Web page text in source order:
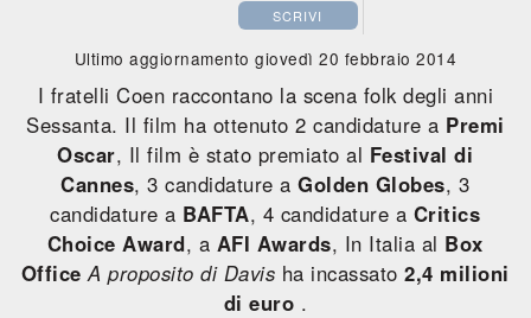
SCRIVI
Ultimo aggiornamento giovedì 20 febbraio 2014
I fratelli Coen raccontano la scena folk degli anni
Sessanta. Il film ha ottenuto 2 candidature a Premi
Oscar, Il film è stato premiato al Festival di
Cannes, 3 candidature aGolden Globes, 3
candidature a BAFTA, 4 candidature a Critics
Choice Award, a AFI Awards, In Italia al Box
Office A proposito di Davis ha incassato2,4 milioni
di euro .